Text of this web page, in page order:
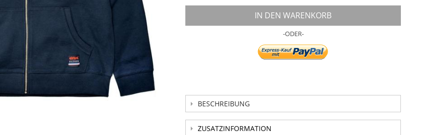
IN DEN WARENKORB
-ODER-
BESCHREIBUNG
ZUSATZINFORMATION